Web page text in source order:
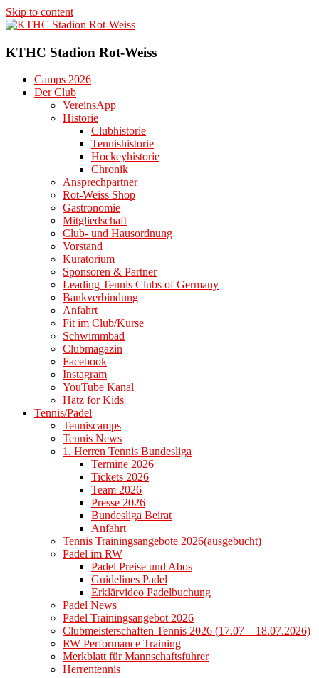
Skip to content
KTHC Stadion Rot-Weiss
Camps 2026
Der Club
VereinsApp
Historie
Clubhistorie
Tennishistorie
Hockeyhistorie
Chronik
Ansprechpartner
Rot-Weiss Shop
Gastronomie
Mitgliedschaft
Club- und Hausordnung
Vorstand
Kuratorium
Sponsoren & Partner
Leading Tennis Clubs of Germany
Bankverbindung
Anfahrt
Fit im Club/Kurse
Schwimmbad
Clubmagazin
Facebook
Instagram
YouTube Kanal
Hätz for Kids
Tennis/Padel
Tenniscamps
Tennis News
1. Herren Tennis Bundesliga
Termine 2026
Tickets 2026
Team 2026
Presse 2026
Bundesliga Beirat
Anfahrt
Tennis Trainingsangebote 2026(ausgebucht)
Padel im RW
Padel Preise und Abos
Guidelines Padel
Erklärvideo Padelbuchung
Padel News
Padel Trainingsangebot 2026
Clubmeisterschaften Tennis 2026 (17.07 – 18.07.2026)
RW Performance Training
Merkblatt für Mannschaftsführer
Herrentennis